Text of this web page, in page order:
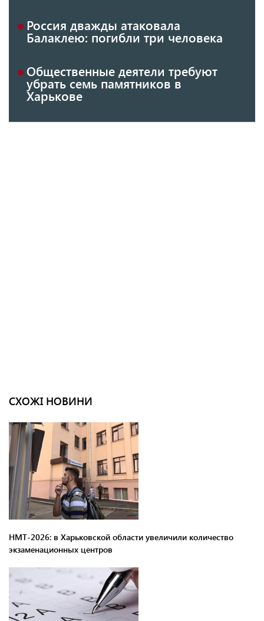
Россия дважды атаковала
Балаклею: погибли три человека
Общественные деятели требуют
убрать семь памятников в
Харькове
СХОЖІ НОВИНИ
НМТ-2026: в Харьковской области увеличили количество
экзаменационных центров